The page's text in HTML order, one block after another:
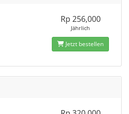
Rp 256,000
Jährlich
Jetzt bestellen